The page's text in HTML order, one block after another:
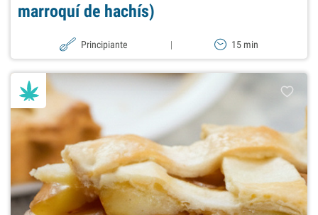
marroquí de hachís)
Principiante | 15 min